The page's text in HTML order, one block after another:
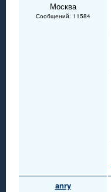
Москва
Сообщений: 11584
anry